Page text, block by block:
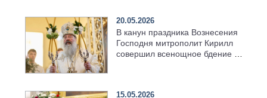
20.05.2026
В канун праздника Вознесения
Господня митрополит Кирилл
совершил всенощное бдение в
15.05.2026